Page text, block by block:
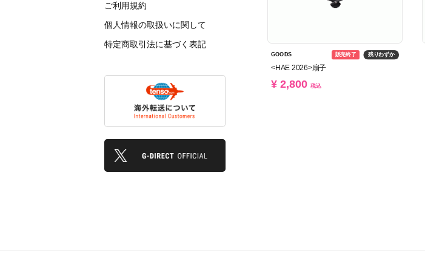
販売終了 残りわずか
GOODS
<HAE 2026>扇子
¥ 2,800税込
ご利用規約
個人情報の取扱いに関して
特定商取引法に基づく表記